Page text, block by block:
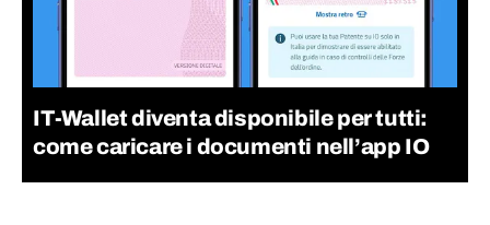
IT-Wallet diventa disponibile per tutti:
come caricare i documenti nell’app IO